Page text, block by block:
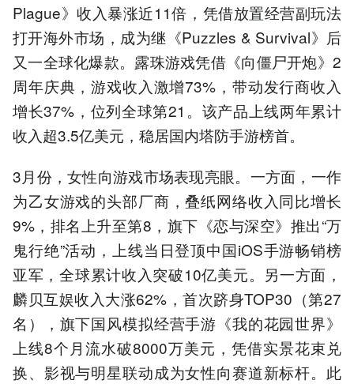
Plague》收入暴涨近11倍，凭借放置经营副玩法
打开海外市场，成为继《Puzzles & Survival》后
又一全球化爆款。露珠游戏凭借《向僵尸开炮》2
周年庆典，游戏收入激增73%，带动发行商收入
增长37%，位列全球第21。该产品上线两年累计
收入超3.5亿美元，稳居国内塔防手游榜首。
3月份，女性向游戏市场表现亮眼。一方面，一作
为乙女游戏的头部厂商，叠纸网络收入同比增长
9%，排名上升至第8，旗下《恋与深空》推出“万
鬼行绝”活动，上线当日登顶中国iOS手游畅销榜
亚军，全球累计收入突破10亿美元。另一方面，
麟贝互娱收入大涨62%，首次跻身TOP30（第27
名），旗下国风模拟经营手游《我的花园世界》
上线8个月流水破8000万美元，凭借实景花束兑
换、影视与明星联动成为女性向赛道新标杆。此